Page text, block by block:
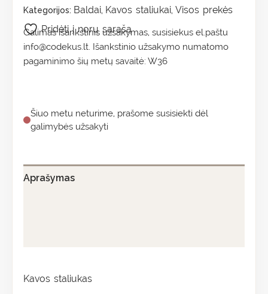
Kategorijos: Baldai, Kavos staliukai, Visos prekės
Galimas išankstinis užsakymas, susisiekus el.paštu
info@codekus.lt. Išankstinio užsakymo numatomo
pagaminimo šių metų savaitė: W36
Šiuo metu neturime, prašome susisiekti dėl
galimybės užsakyti
Pridėti į norų sąrašą
Aprašymas
Kavos staliukas